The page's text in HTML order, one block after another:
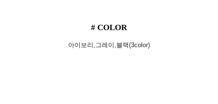
# COLOR
아이보리,그레이,블랙(3color)